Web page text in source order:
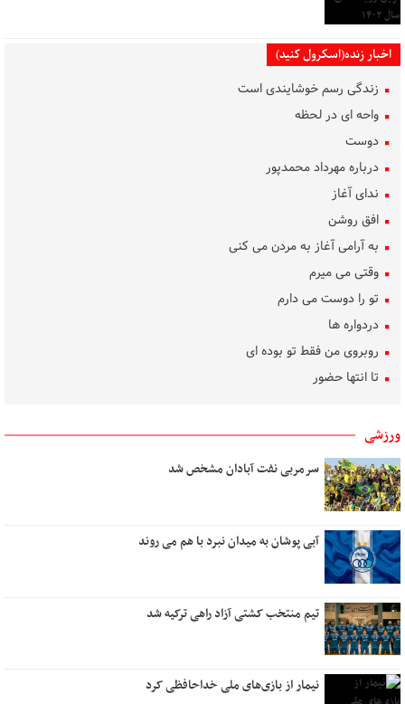
اخبار زنده(اسکرول کنید)
زندگی رسم خوشایندی است
واحه ای در لحظه
دوست
درباره مهرداد محمدپور
ندای آغاز
افق روشن
به آرامی آغاز به مردن می کنی
وقتی می میرم
تو را دوست می دارم
دردواره‌ ها
روبروی من فقط تو بوده ای
تا انتها حضور
روشنی، من، گل، آب
بوسه‌های باران
تکلیف دل
بهار غریب
دلم برای کسی تنگ است
هنر گام زمان
در کوچه سار شب
رویای آشنا
تو کیستی ؟
نام من عشق است
ورزشی
سرمربی نفت آبادان مشخص شد
آبی پوشان به میدان نبرد با هم می روند
تیم منتخب کشتی آزاد راهی ترکیه شد
نیمار از بازی‌های ملی خداحافظی کرد